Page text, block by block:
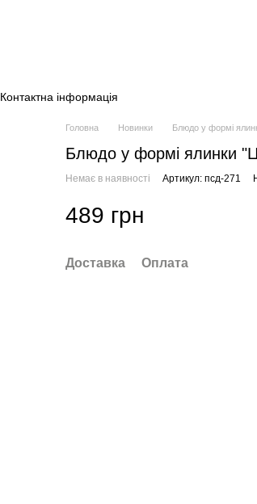
Контактна інформація
Головна Новинки Блюдо у формі
Блюдо у формі ялинки
Немає в наявності Артикул: псд-271
489 грн
Доставка Оплата